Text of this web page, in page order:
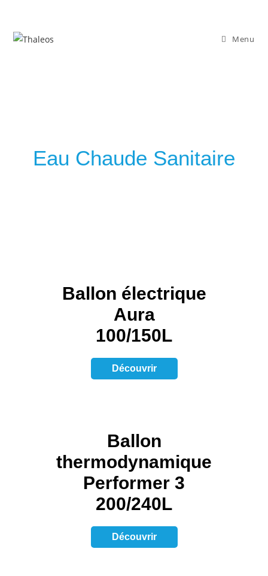
Menu
Eau Chaude Sanitaire
Ballon électrique
Aura
100/150L
Découvrir
Ballon
thermodynamique
Performer 3
200/240L
Découvrir